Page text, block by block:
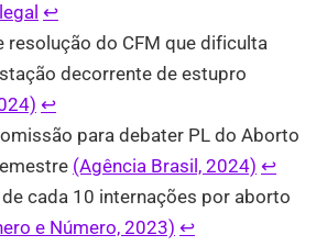
↩︎
resolução do CFM que dificulta
decorrente de estupro
↩︎
para debater PL do Aborto
(Agência Brasil, 2024) ↩︎
de cada 10 internações por aborto
e Número, 2023) ↩︎